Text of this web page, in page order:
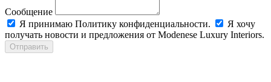
Сообщение
Я принимаю Политику конфиденциальности.
Я хочу
получать новости и предложения от Modenese Luxury Interiors.
Отправить